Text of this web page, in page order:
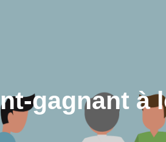
gagnant à